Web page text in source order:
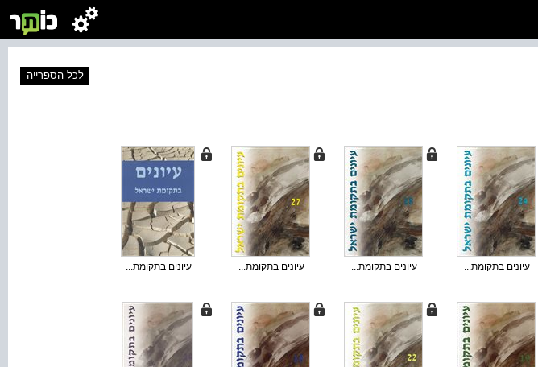
לכל הספרייה
עיונים בתקומת... עיונים בתקומת... עיונים בתקומת... עיונים בתקומת...